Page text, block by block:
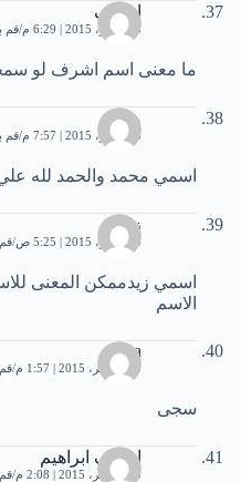
اشرف
3 نوفمبر، 2015 | 6:29 م قم
ما معنى اسم اشرف لو
محمد
3 نوفمبر، 2015 | 7:57 م قم
اسمي محمد والحمد لله
زيد
4 نوفمبر، 2015 | 5:25 ص
اسمي زيدممكن المعنى
الاسم
saga
30 نوفمبر، 2015 | 1:57 م
سجى
اشرف ابراهيم
30 نوفمبر، 2015 | 2:08 م